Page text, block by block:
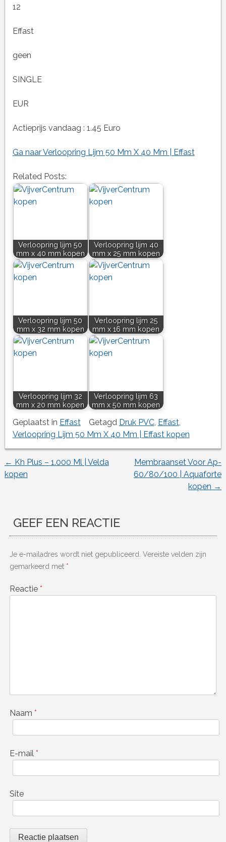
12
Effast
geen
SINGLE
EUR
Actieprijs vandaag : 1.45 Euro
Ga naar Verloopring Lijm 50 Mm X 40 Mm | Effast
Related Posts:
Verloopring lijm 50
mm x 40 mm kopen
Verloopring lijm 40
mm x 25 mm kopen
Verloopring lijm 50
mm x 32 mm kopen
Verloopring lijm 25
mm x 16 mm kopen
Verloopring lijm 32
mm x 20 mm kopen
Verloopring lijm 63
mm x 50 mm kopen
Geplaatst in Effast Getagd Druk PVC, Effast,
Verloopring Lijm 50 Mm X 40 Mm | Effast kopen
Berichtnavigatie
← Kh Plus – 1.000 Ml | Velda
kopen
Membraanset Voor Ap-
60/80/100 | Aquaforte
kopen →
GEEF EEN REACTIE
Je e-mailadres wordt niet gepubliceerd. Vereiste velden zijn
gemarkeerd met *
Reactie *
Naam *
E-mail *
Site